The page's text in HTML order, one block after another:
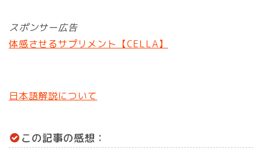
スポンサー広告
体感させるサプリメント【CELLA】
日本語解説について
この記事の感想：